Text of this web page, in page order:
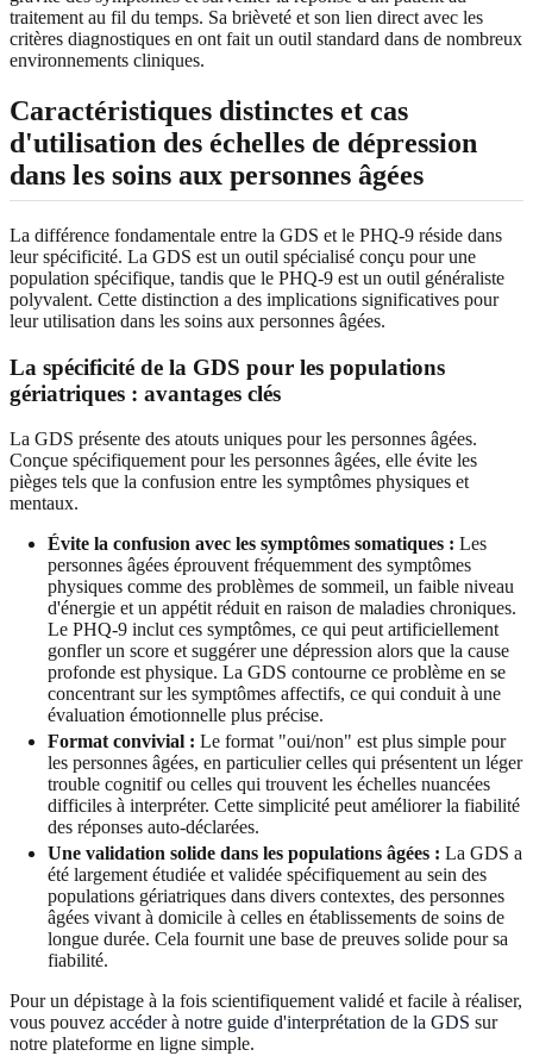
traitement au fil du temps. Sa brièveté et son lien direct avec les
critères diagnostiques en ont fait un outil standard dans de nombreux
environnements cliniques.
Caractéristiques distinctes et cas
d'utilisation des échelles de dépression
dans les soins aux personnes âgées
La différence fondamentale entre la GDS et le PHQ-9 réside dans
leur spécificité. La GDS est un outil spécialisé conçu pour une
population spécifique, tandis que le PHQ-9 est un outil généraliste
polyvalent. Cette distinction a des implications significatives pour
leur utilisation dans les soins aux personnes âgées.
La spécificité de la GDS pour les populations
gériatriques : avantages clés
La GDS présente des atouts uniques pour les personnes âgées.
Conçue spécifiquement pour les personnes âgées, elle évite les
pièges tels que la confusion entre les symptômes physiques et
mentaux.
Évite la confusion avec les symptômes somatiques : Les
personnes âgées éprouvent fréquemment des symptômes
physiques comme des problèmes de sommeil, un faible niveau
d'énergie et un appétit réduit en raison de maladies chroniques.
Le PHQ-9 inclut ces symptômes, ce qui peut artificiellement
gonfler un score et suggérer une dépression alors que la cause
profonde est physique. La GDS contourne ce problème en se
concentrant sur les symptômes affectifs, ce qui conduit à une
évaluation émotionnelle plus précise.
Format convivial : Le format "oui/non" est plus simple pour
les personnes âgées, en particulier celles qui présentent un léger
trouble cognitif ou celles qui trouvent les échelles nuancées
difficiles à interpréter. Cette simplicité peut améliorer la fiabilité
des réponses auto-déclarées.
Une validation solide dans les populations âgées : La GDS a
été largement étudiée et validée spécifiquement au sein des
populations gériatriques dans divers contextes, des personnes
âgées vivant à domicile à celles en établissements de soins de
longue durée. Cela fournit une base de preuves solide pour sa
fiabilité.
Pour un dépistage à la fois scientifiquement validé et facile à réaliser,
vous pouvez accéder à notre guide d'interprétation de la GDS sur
notre plateforme en ligne simple.